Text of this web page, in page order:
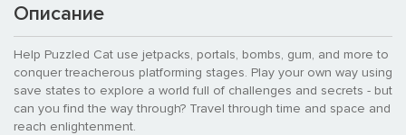
Описание
Help Puzzled Cat use jetpacks, portals, bombs, gum, and more to
conquer treacherous platforming stages. Play your own way using
save states to explore a world full of challenges and secrets - but
can you find the way through? Travel through time and space and
reach enlightenment.